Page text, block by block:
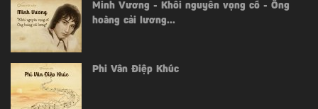
Minh Vương - Khôi nguyên vọng cổ - Ông
hoàng cải lương...
Phi Vân Điệp Khúc